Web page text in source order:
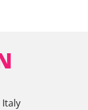
Italy